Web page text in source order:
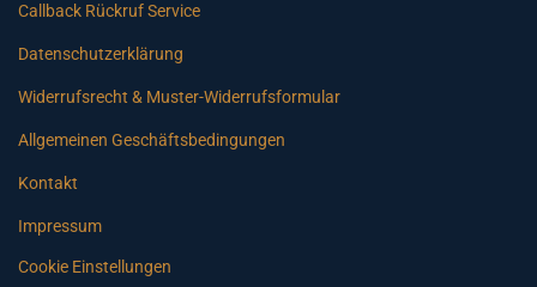
Callback Rückruf Service
Datenschutzerklärung
Widerrufsrecht & Muster-Widerrufsformular
Allgemeinen Geschäftsbedingungen
Kontakt
Impressum
Cookie Einstellungen